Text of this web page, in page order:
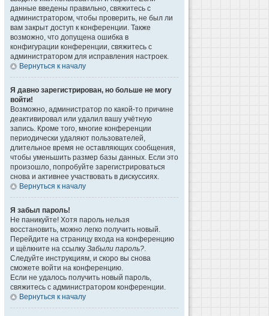
данные введены правильно, свяжитесь с
администратором, чтобы проверить, не был ли
вам закрыт доступ к конференции. Также
возможно, что допущена ошибка в
конфигурации конференции, свяжитесь с
администратором для исправления настроек.
Вернуться к началу
Я давно зарегистрирован, но больше не могу
войти!
Возможно, администратор по какой-то причине
деактивировал или удалил вашу учётную
запись. Кроме того, многие конференции
периодически удаляют пользователей,
длительное время не оставляющих сообщения,
чтобы уменьшить размер базы данных. Если это
произошло, попробуйте зарегистрироваться
снова и активнее участвовать в дискуссиях.
Вернуться к началу
Я забыл пароль!
Не паникуйте! Хотя пароль нельзя
восстановить, можно легко получить новый.
Перейдите на страницу входа на конференцию
и щёлкните на ссылку Забыли пароль?.
Следуйте инструкциям, и скоро вы снова
сможете войти на конференцию.
Если не удалось получить новый пароль,
свяжитесь с администратором конференции.
Вернуться к началу